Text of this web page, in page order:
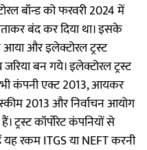
बॉन्ड को फरवरी 2024 में
बंद कर दिया था। इसके
और इलेक्टोरल ट्रस्ट
बन गये। इलेक्टोरल ट्रस्ट
कंपनी एक्ट 2013, आयकर
2013 और निर्वाचन आयोग
ट्रस्ट कॉर्पोरेट कंपनियों से
रकम ITGS या NEFT करनी